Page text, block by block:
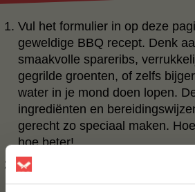
Vul het formulier in op deze
geweldige BBQ recept. Denk
smaakvolle spareribs,
gegrilde groenten, of zelfs
water in je mond doen lopen.
ingrediënten en
gerecht zo speciaal maken.
hoe beter!
Ons team van BBQ-fanaten zal
doornemen en op zoek gaan